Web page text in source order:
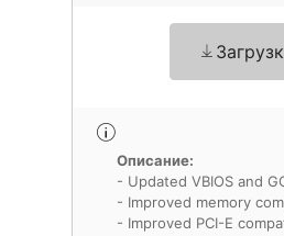
Описание:
- Updated VBIOS and
- Improved memory
- Improved PCI-E